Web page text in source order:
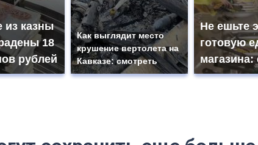
из казны
18
рублей
Как выглядит место
крушение вертолета на
Кавказе: смотреть
Не ешьте
готовую
магазина: